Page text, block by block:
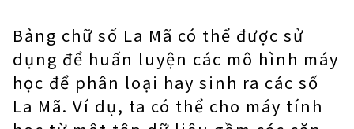
Bảng chữ số La Mã có thể được sử
dụng để huấn luyện các mô hình máy
học để phân loại hay sinh ra các số
La Mã. Ví dụ, ta có thể cho máy tính